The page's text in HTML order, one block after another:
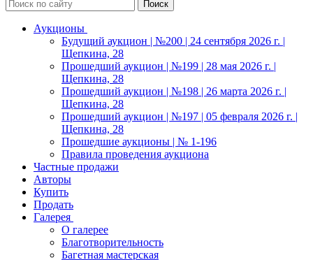
Аукционы
Будущий аукцион | №200 | 24 сентября 2026 г. |
Щепкина, 28
Прошедший аукцион | №199 | 28 мая 2026 г. |
Щепкина, 28
Прошедший аукцион | №198 | 26 марта 2026 г. |
Щепкина, 28
Прошедший аукцион | №197 | 05 февраля 2026 г. |
Щепкина, 28
Прошедшие аукционы | № 1-196
Правила проведения аукциона
Частные продажи
Авторы
Купить
Продать
Галерея
О галерее
Благотворительность
Багетная мастерская